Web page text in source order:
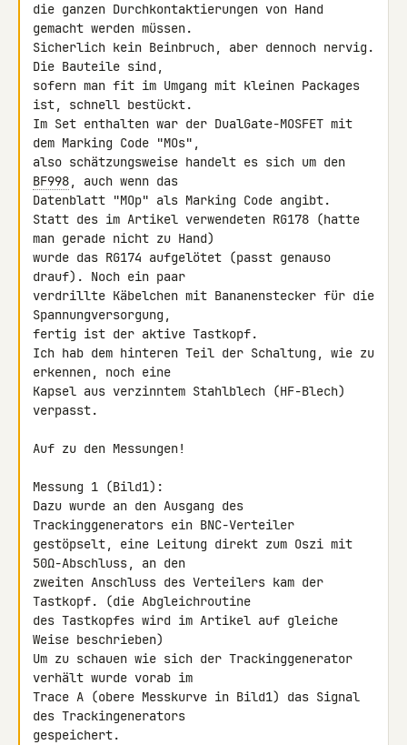
die ganzen Durchkontaktierungen von Hand
gemacht werden müssen.
Sicherlich kein Beinbruch, aber dennoch nervig.
Die Bauteile sind,
sofern man fit im Umgang mit kleinen Packages
ist, schnell bestückt.
Im Set enthalten war der DualGate-MOSFET mit
dem Marking Code "MOs",
BF998, auch wenn das
Datenblatt "MOp" als Marking Code angibt.
Statt des im Artikel verwendeten RG178 (hatte
man gerade nicht zu Hand)
wurde das RG174 aufgelötet (passt genauso
drauf). Noch ein paar
verdrillte Käbelchen mit Bananenstecker für die
Spannungversorgung,
fertig ist der aktive Tastkopf.
Ich hab dem hinteren Teil der Schaltung, wie zu
erkennen, noch eine
Kapsel aus verzinntem Stahlblech (HF-Blech)
verpasst.
Auf zu den Messungen!
Messung 1 (Bild1):
Dazu wurde an den Ausgang des
Trackinggenerators ein BNC-Verteiler
gestöpselt, eine Leitung direkt zum Oszi mit
50Ω-Abschluss, an den
zweiten Anschluss des Verteilers kam der
Tastkopf. (die Abgleichroutine
des Tastkopfes wird im Artikel auf gleiche
Weise beschrieben)
Um zu schauen wie sich der Trackinggenerator
verhält wurde vorab im
Trace A (obere Messkurve in Bild1) das Signal
des Trackingenerators
gespeichert.